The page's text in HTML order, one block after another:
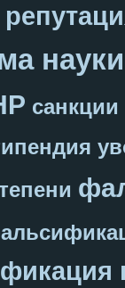
науки
санкции